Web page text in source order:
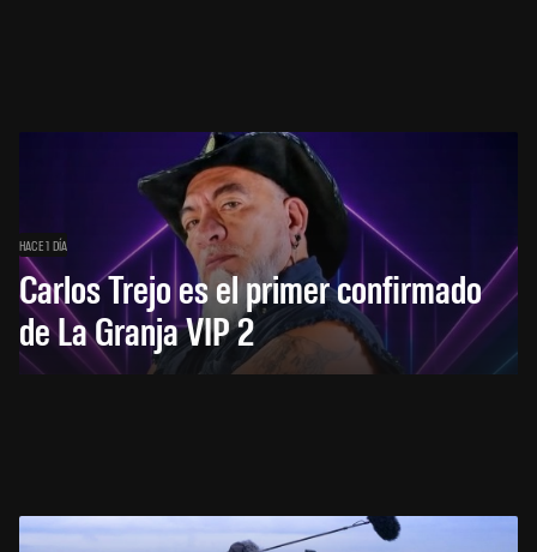
HACE 1 DÍA
Carlos Trejo es el primer confirmado
de La Granja VIP 2